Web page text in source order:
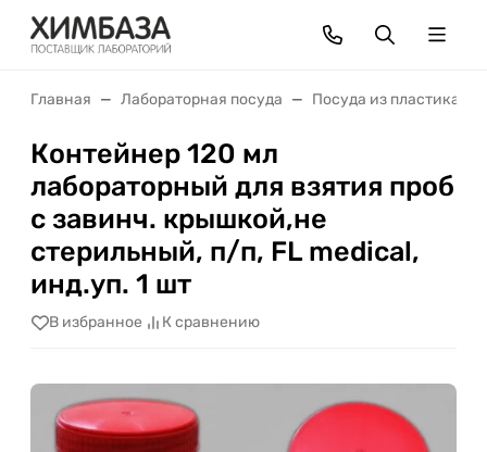
Главная Лабораторная посуда Посуда из пластика
Контейнер 120 мл
лабораторный для взятия проб
с завинч. крышкой,не
стерильный, п/п, FL medical,
инд.уп. 1 шт
В избранное К сравнению